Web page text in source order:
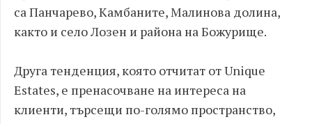
са Панчарево, Камбаните, Малинова долина,
както и село Лозен и района на Божурище.
Друга тенденция, която отчитат от Unique
Estates, е пренасочване на интереса на
клиенти, търсещи по-голямо пространство,